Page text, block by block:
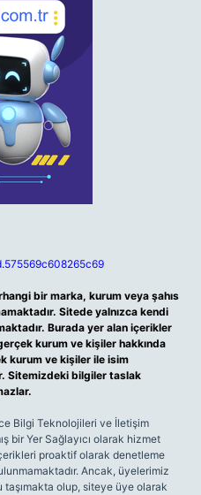
bir marka, kurum veya şahıs
Sitede yalnızca kendi
Burada yer alan içerikler
kurum ve kişiler hakkında
kurum ve kişiler ile isim
Sitemizdeki bilgiler taslak
Bilgi Teknolojileri ve İletişim
bir Yer Sağlayıcı olarak hizmet
proaktif olarak denetleme
Ancak, üyelerimiz
taşımakta olup, siteye üye olarak